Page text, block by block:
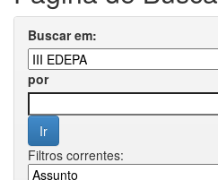
Buscar em:
por
Filtros correntes: